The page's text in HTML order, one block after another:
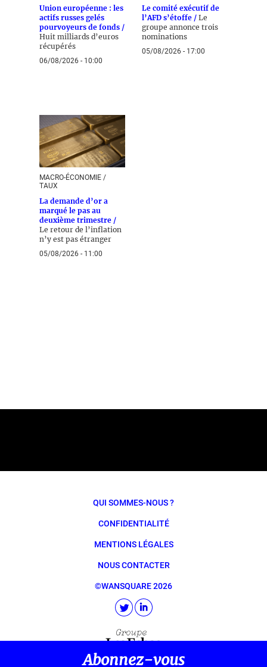
Union européenne : les
actifs russes gelés
pourvoyeurs de fonds /
Huit milliards d’euros
récupérés
06/08/2026 - 10:00
Le comité exécutif de
l’AFD s’étoffe / Le
groupe annonce trois
nominations
05/08/2026 - 17:00
MACRO-ÉCONOMIE /
TAUX
La demande d’or a
marqué le pas au
deuxième trimestre /
Le retour de l’inflation
n’y est pas étranger
05/08/2026 - 11:00
QUI SOMMES-NOUS ?
CONFIDENTIALITÉ
MENTIONS LÉGALES
NOUS CONTACTER
©WANSQUARE 2026
Abonnez-vous